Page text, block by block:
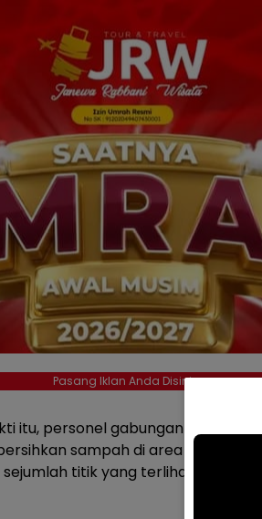
Pasang Iklan Anda Disini
itu, personel gabungan bersama
sampah di area pasar,
titik yang terlihat kumuh.